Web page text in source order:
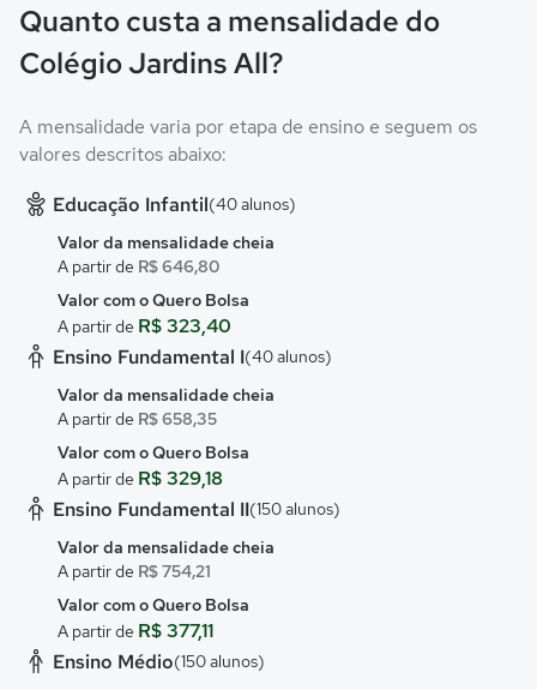
Quanto custa a mensalidade do
Colégio Jardins All?
A mensalidade varia por etapa de ensino e seguem os
valores descritos abaixo:
Educação Infantil(40 alunos)
Valor da mensalidade cheia
A partir de R$ 646,80
Valor com o Quero Bolsa
A partir de R$ 323,40
Ensino Fundamental I(40 alunos)
Valor da mensalidade cheia
A partir de R$ 658,35
Valor com o Quero Bolsa
A partir de R$ 329,18
Ensino Fundamental II(150 alunos)
Valor da mensalidade cheia
A partir de R$ 754,21
Valor com o Quero Bolsa
A partir de R$ 377,11
Ensino Médio(150 alunos)